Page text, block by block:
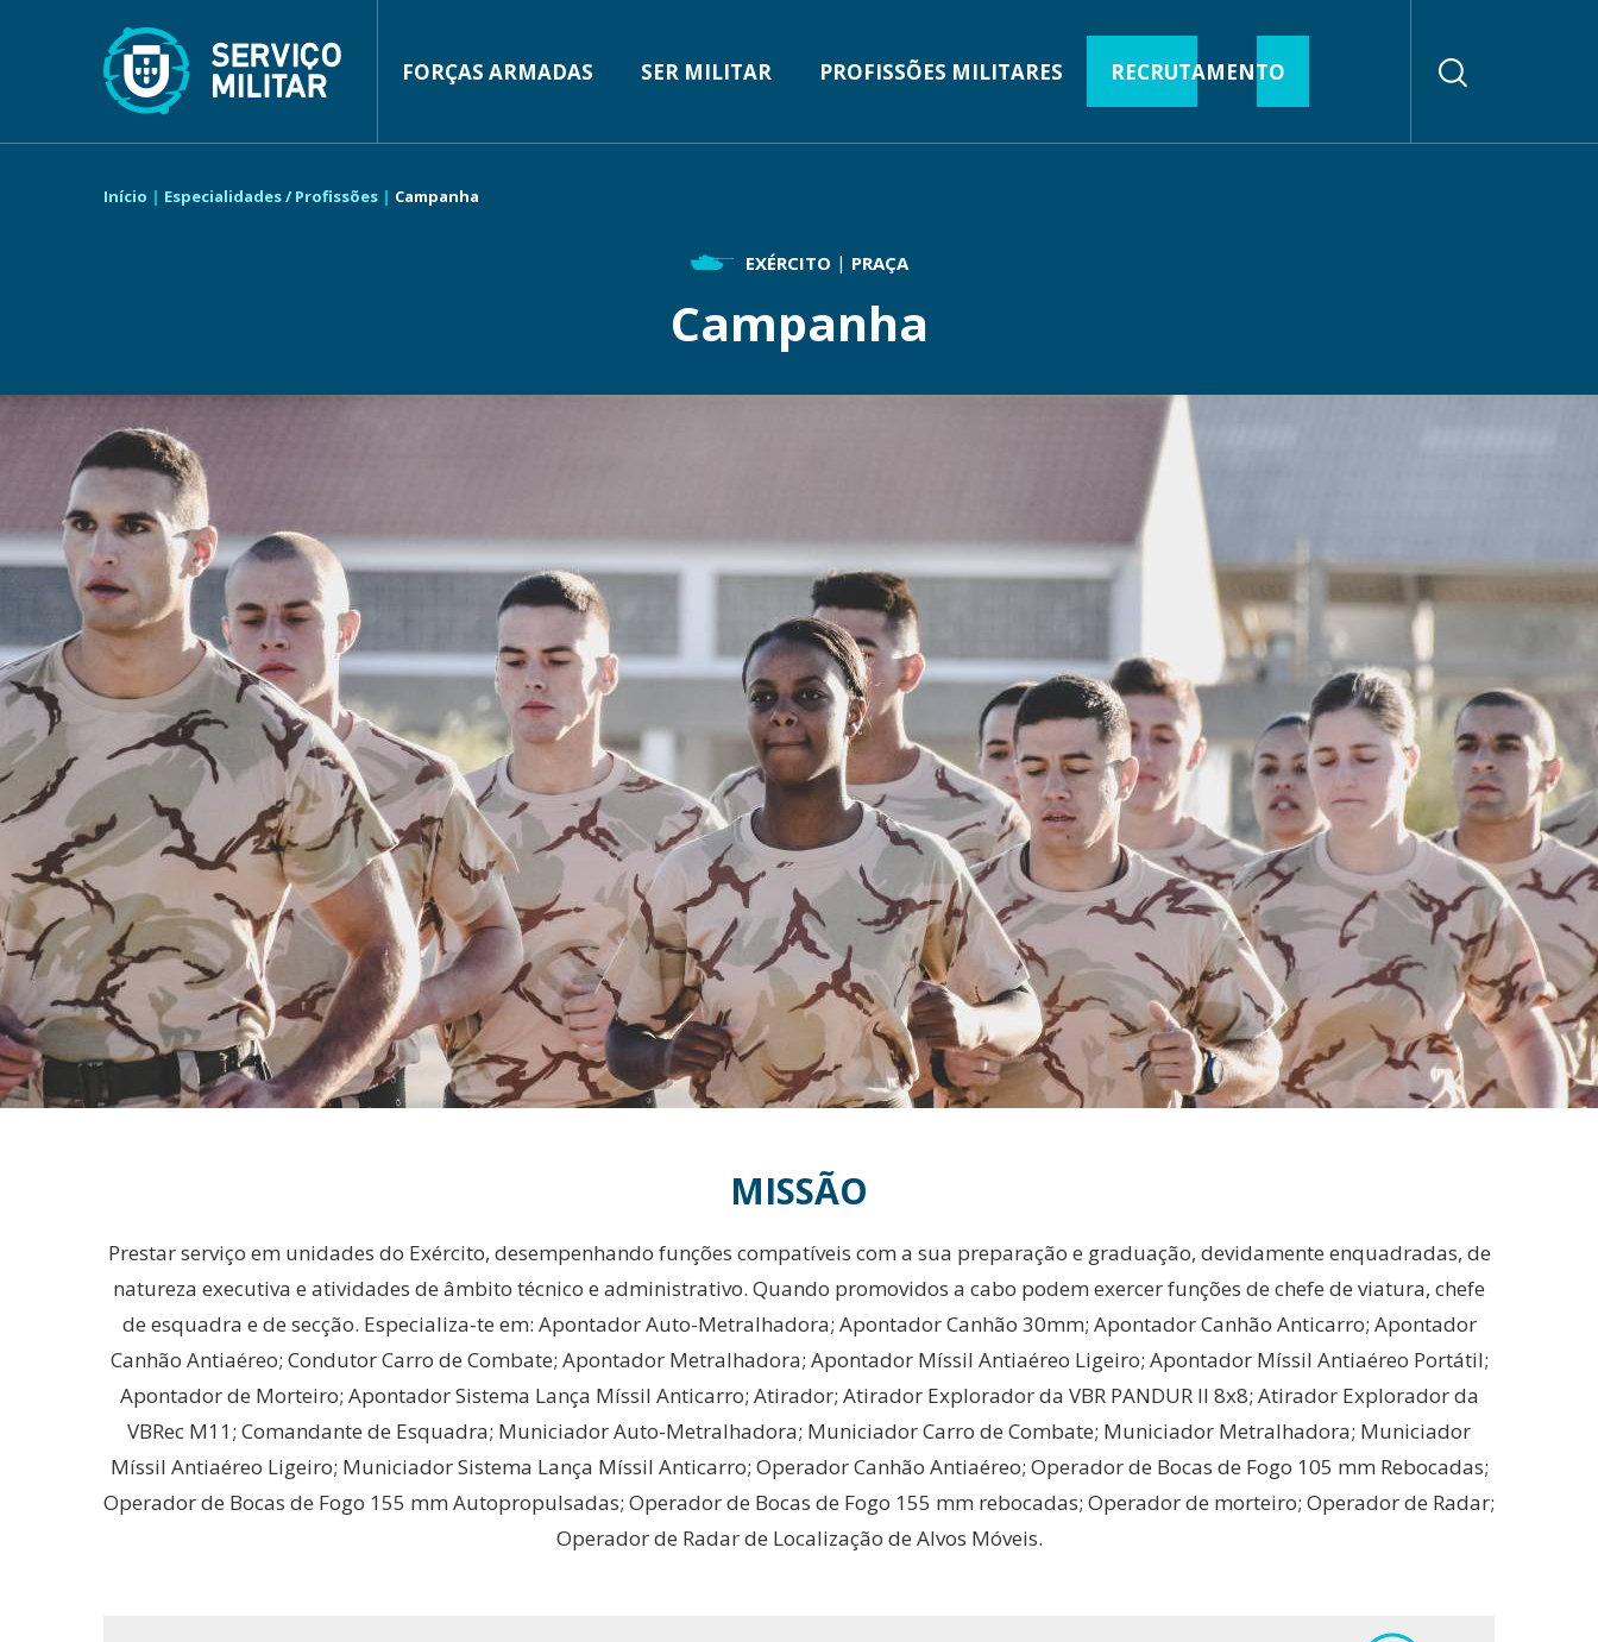
MAIN
NAVIGATION
FORÇAS ARMADAS SER MILITAR PROFISSÕES MILITARES RECRUTAMENTO
Início Especialidades / Profissões Campanha
EXÉRCITO PRAÇA
Campanha
MISSÃO
Prestar serviço em unidades do Exército, desempenhando funções compatíveis com a sua preparação e graduação, devidamente enquadradas, de
natureza executiva e atividades de âmbito técnico e administrativo. Quando promovidos a cabo podem exercer funções de chefe de viatura, chefe
de esquadra e de secção. Especializa-te em: Apontador Auto-Metralhadora; Apontador Canhão 30mm; Apontador Canhão Anticarro; Apontador
Canhão Antiaéreo; Condutor Carro de Combate; Apontador Metralhadora; Apontador Míssil Antiaéreo Ligeiro; Apontador Míssil Antiaéreo Portátil;
Apontador de Morteiro; Apontador Sistema Lança Míssil Anticarro; Atirador; Atirador Explorador da VBR PANDUR II 8x8; Atirador Explorador da
VBRec M11; Comandante de Esquadra; Municiador Auto-Metralhadora; Municiador Carro de Combate; Municiador Metralhadora; Municiador
Míssil Antiaéreo Ligeiro; Municiador Sistema Lança Míssil Anticarro; Operador Canhão Antiaéreo; Operador de Bocas de Fogo 105 mm Rebocadas;
Operador de Bocas de Fogo 155 mm Autopropulsadas; Operador de Bocas de Fogo 155 mm rebocadas; Operador de morteiro; Operador de Radar;
Operador de Radar de Localização de Alvos Móveis.